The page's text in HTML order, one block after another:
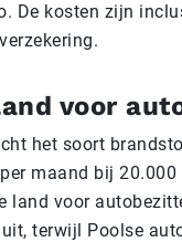
De kosten zijn
voor
het soort
maand bij
land voor
terwijl Poolse